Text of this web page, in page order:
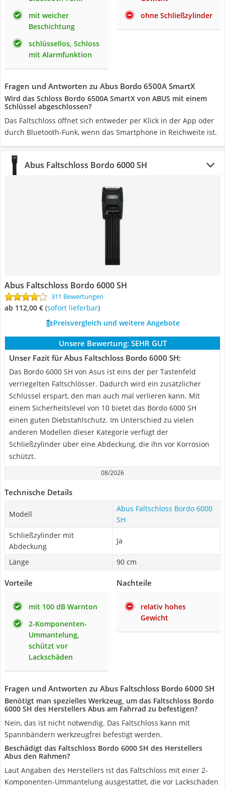
mit weicher
Beschichtung
schlüssellos, Schloss
mit Alarmfunktion
ohne Schließzylinder
Fragen und Antworten zu Abus Bordo 6500A SmartX
Wird das Schloss Bordo 6500A SmartX von ABUS mit einem
Schlüssel abgeschlossen?
Das Faltschloss öffnet sich entweder per Klick in der App oder
durch Bluetooth-Funk, wenn das Smartphone in Reichweite ist.
Abus Faltschloss Bordo 6000 SH
Abus Faltschloss Bordo 6000 SH
311 Bewertungen
ab 112,00 € ( Sofort lieferbar)
Preisvergleich und weitere Angebote
Unsere Bewertung: SEHR GUT
Unser Fazit für Abus Faltschloss Bordo 6000 SH:
Das Bordo 6000 SH von Asus ist eins der per Tastenfeld
verriegelten Faltschlösser. Dadurch wird ein zusätzlicher
Schlüssel erspart, den man auch mal verlieren kann. Mit
einem Sicherheitslevel von 10 bietet das Bordo 6000 SH
einen guten Diebstahlschutz. Im Unterschied zu vielen
anderen Modellen dieser Kategorie verfügt der
Schließzylinder über eine Abdeckung, die ihn vor Korrosion
schützt.
08/2026
Technische Details
Modell
Abus Faltschloss Bordo 6000
SH
Schließzylinder mit
Abdeckung
Ja
Länge 90 cm
Vorteile
mit 100 dB Warnton
2-Komponenten-
Ummantelung,
schützt vor
Lackschäden
Nachteile
relativ hohes
Gewicht
Fragen und Antworten zu Abus Faltschloss Bordo 6000 SH
Benötigt man spezielles Werkzeug, um das Faltschloss Bordo
6000 SH des Herstellers Abus am Fahrrad zu befestigen?
Nein, das ist nicht notwendig. Das Faltschloss kann mit
Spannbändern werkzeugfrei befestigt werden.
Beschädigt das Faltschloss Bordo 6000 SH des Herstellers
Abus den Rahmen?
Laut Angaben des Herstellers ist das Faltschloss mit einer 2-
Komponenten-Ummantelung ausgestattet, die vor Lackschäden